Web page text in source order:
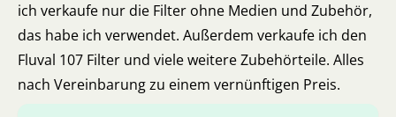
ich verkaufe nur die Filter ohne Medien und Zubehör,
das habe ich verwendet. Außerdem verkaufe ich den
Fluval 107 Filter und viele weitere Zubehörteile. Alles
nach Vereinbarung zu einem vernünftigen Preis.